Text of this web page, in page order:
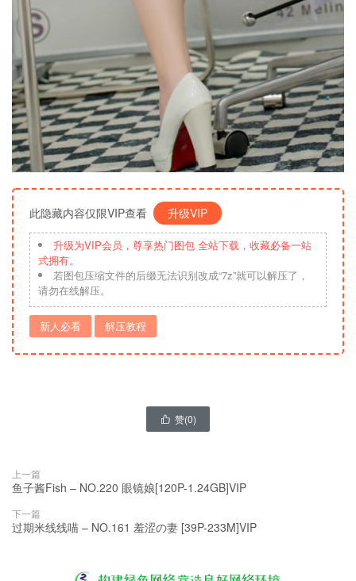
此隐藏内容仅限VIP查看 升级VIP
升级为VIP会员，尊享热门图包 全站下载，收藏必备一站
式拥有。
若图包压缩文件的后缀无法识别改成“7z”就可以解压了，
请勿在线解压。
新人必看 解压教程
 赞(0)
上一篇
鱼子酱Fish – NO.220 眼镜娘[120P-1.24GB]VIP
下一篇
过期米线线喵 – NO.161 羞涩の妻 [39P-233M]VIP